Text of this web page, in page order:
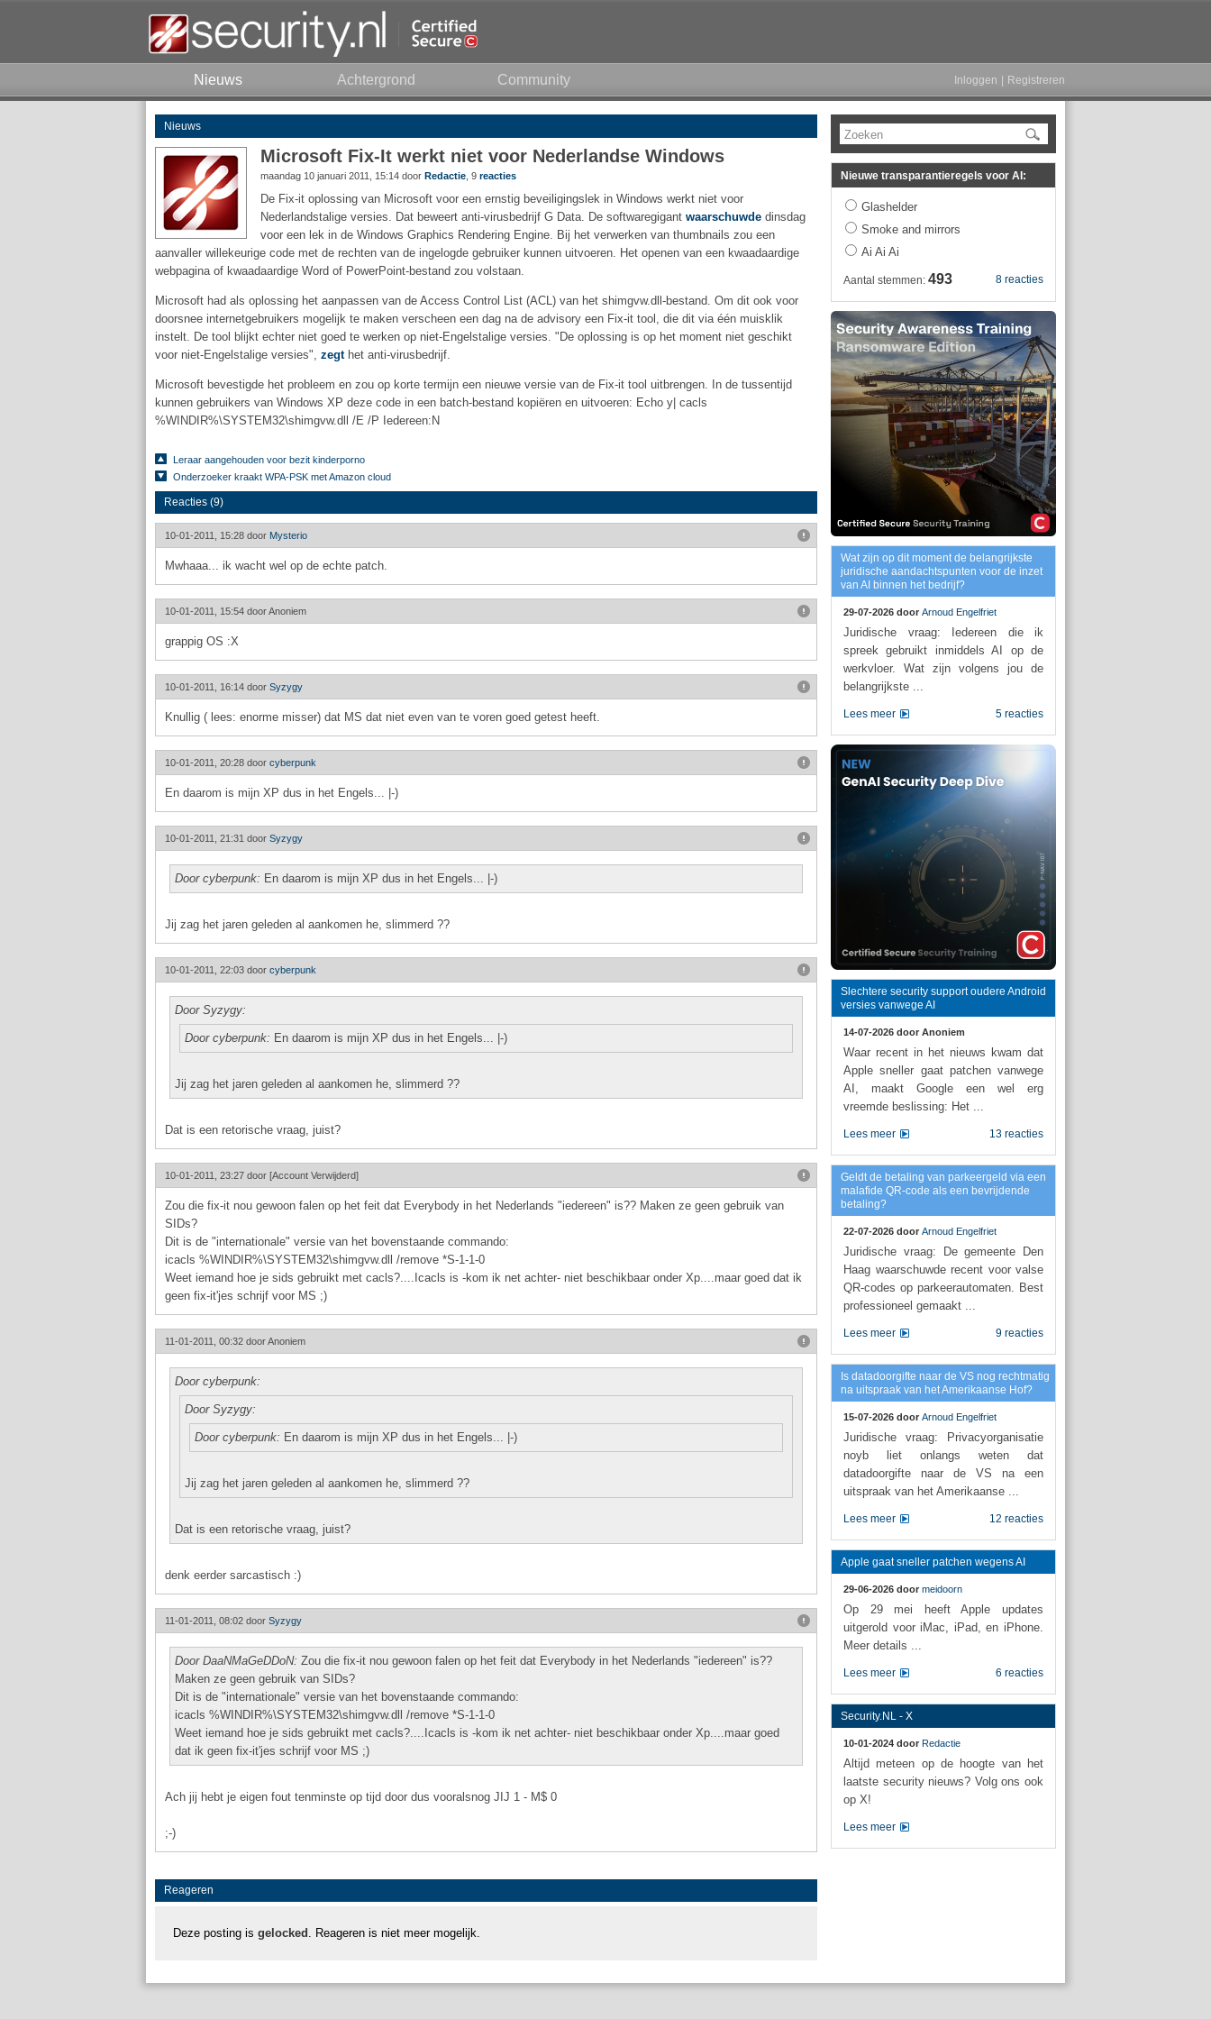
Nieuws Achtergrond Community Inloggen Registreren
Nieuws
Microsoft Fix-It werkt niet voor Nederlandse Windows
maandag 10 januari 2011, 15:14 door Redactie , 9 reacties
De Fix-it oplossing van Microsoft voor een ernstig beveiligingslek in Windows werkt niet voor
Nederlandstalige versies. Dat beweert anti-virusbedrijf G Data. De softwaregigant waarschuwde dinsdag
voor een lek in de Windows Graphics Rendering Engine. Bij het verwerken van thumbnails zou een
aanvaller willekeurige code met de rechten van de ingelogde gebruiker kunnen uitvoeren. Het openen van een kwaadaardige
webpagina of kwaadaardige Word of PowerPoint-bestand zou volstaan.
Microsoft had als oplossing het aanpassen van de Access Control List (ACL) van het shimgvw.dll-bestand. Om dit ook voor
doorsnee internetgebruikers mogelijk te maken verscheen een dag na de advisory een Fix-it tool, die dit via één muisklik
instelt. De tool blijkt echter niet goed te werken op niet-Engelstalige versies. "De oplossing is op het moment niet geschikt
voor niet-Engelstalige versies", zegthet anti-virusbedrijf.
Microsoft bevestigde het probleem en zou op korte termijn een nieuwe versie van de Fix-it tool uitbrengen. In de tussentijd
kunnen gebruikers van Windows XP deze code in een batch-bestand kopiëren en uitvoeren: Echo y| cacls
%WINDIR%\SYSTEM32\shimgvw.dll /E /P Iedereen:N
Leraar aangehouden voor bezit kinderporno
Onderzoeker kraakt WPA-PSK met Amazon cloud
Reacties (9)
10-01-2011, 15:28 door Mysterio
Mwhaaa... ik wacht wel op de echte patch.
10-01-2011, 15:54 doorAnoniem
grappig OS :X
10-01-2011, 16:14 door Syzygy
Knullig ( lees: enorme misser) dat MS dat niet even van te voren goed getest heeft.
10-01-2011, 20:28 door cyberpunk
En daarom is mijn XP dus in het Engels... |-)
10-01-2011, 21:31 door Syzygy
Door cyberpunk: En daarom is mijn XP dus in het Engels... |-)
Jij zag het jaren geleden al aankomen he, slimmerd ??
10-01-2011, 22:03 door cyberpunk
Door Syzygy:
Door cyberpunk: En daarom is mijn XP dus in het Engels... |-)
Jij zag het jaren geleden al aankomen he, slimmerd ??
Dat is een retorische vraag, juist?
10-01-2011, 23:27 door [Account Verwijderd]
Zou die fix-it nou gewoon falen op het feit dat Everybody in het Nederlands "iedereen" is?? Maken ze geen gebruik van
SIDs?
Dit is de "internationale" versie van het bovenstaande commando:
icacls %WINDIR%\SYSTEM32\shimgvw.dll /remove *S-1-1-0
Weet iemand hoe je sids gebruikt met cacls?....Icacls is -kom ik net achter- niet beschikbaar onder Xp....maar goed dat ik
geen fix-it'jes schrijf voor MS ;)
11-01-2011, 00:32 doorAnoniem
Door cyberpunk:
Door Syzygy:
Door cyberpunk: En daarom is mijn XP dus in het Engels... |-)
Jij zag het jaren geleden al aankomen he, slimmerd ??
Dat is een retorische vraag, juist?
denk eerder sarcastisch :)
11-01-2011, 08:02 door Syzygy
Door DaaNMaGeDDoN: Zou die fix-it nou gewoon falen op het feit dat Everybody in het Nederlands "iedereen" is??
Maken ze geen gebruik van SIDs?
Dit is de "internationale" versie van het bovenstaande commando:
icacls %WINDIR%\SYSTEM32\shimgvw.dll /remove *S-1-1-0
Weet iemand hoe je sids gebruikt met cacls?....Icacls is -kom ik net achter- niet beschikbaar onder Xp....maar goed
dat ik geen fix-it'jes schrijf voor MS ;)
Ach jij hebt je eigen fout tenminste op tijd door dus vooralsnog JIJ 1 - M$ 0
;-)
Reageren
Deze posting is gelocked . Reageren is niet meer mogelijk.
Zoeken
Nieuwe transparantieregels voor AI:
Glashelder
Smoke and mirrors
Ai Ai Ai
8 reacties
Aantal stemmen: 493
Wat zijn op dit moment de belangrijkste
juridische aandachtspunten voor de inzet
van AI binnen het bedrijf?
29-07-2026 door Arnoud Engelfriet
Juridische vraag: Iedereen die ik
spreek gebruikt inmiddels AI op de
werkvloer. Wat zijn volgens jou de
belangrijkste ...
5 reacties
Lees meer
Slechtere security support oudere Android
versies vanwege AI
14-07-2026 door Anoniem
Waar recent in het nieuws kwam dat
Apple sneller gaat patchen vanwege
AI, maakt Google een wel erg
vreemde beslissing: Het ...
13 reacties
Lees meer
Geldt de betaling van parkeergeld via een
malafide QR-code als een bevrijdende
betaling?
22-07-2026 door Arnoud Engelfriet
Juridische vraag: De gemeente Den
Haag waarschuwde recent voor valse
QR-codes op parkeerautomaten. Best
professioneel gemaakt ...
9 reacties
Lees meer
Is datadoorgifte naar de VS nog rechtmatig
na uitspraak van het Amerikaanse Hof?
15-07-2026 door Arnoud Engelfriet
Juridische vraag: Privacyorganisatie
noyb liet onlangs weten dat
datadoorgifte naar de VS na een
uitspraak van het Amerikaanse ...
12 reacties
Lees meer
Apple gaat sneller patchen wegens AI
29-06-2026 door meidoorn
Op 29 mei heeft Apple updates
uitgerold voor iMac, iPad, en iPhone.
Meer details ...
6 reacties
Lees meer
Security.NL - X
10-01-2024 door Redactie
Altijd meteen op de hoogte van het
laatste security nieuws? Volg ons ook
op X!
Lees meer